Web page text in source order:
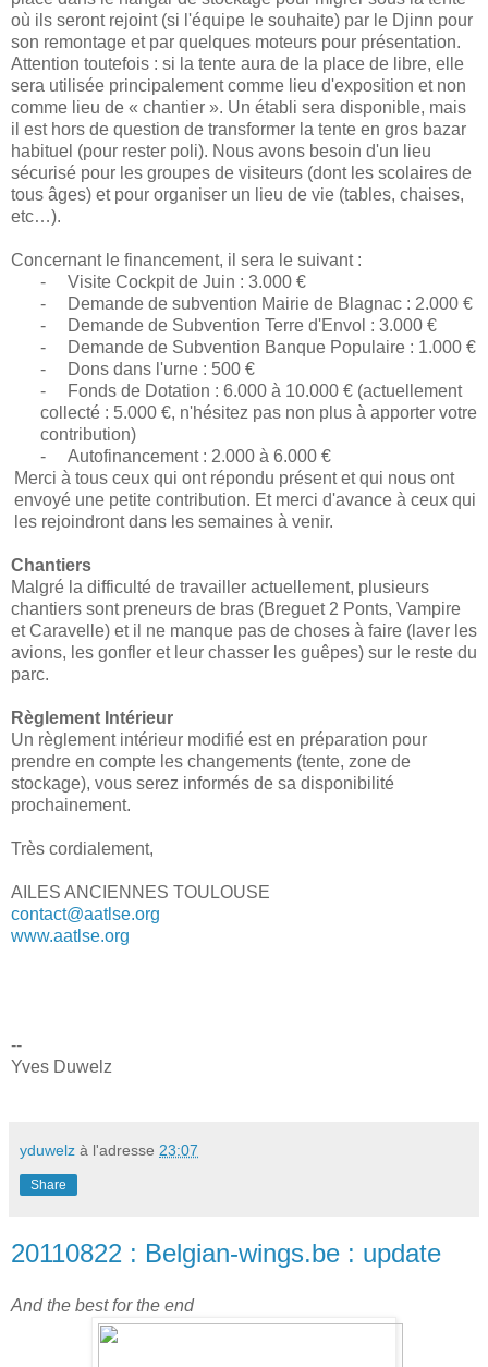
où ils seront rejoint (si l'équipe le souhaite) par le Djinn pour
son remontage et par quelques moteurs pour présentation.
Attention toutefois : si la tente aura de la place de libre, elle
sera utilisée principalement comme lieu d'exposition et non
comme lieu de « chantier ». Un établi sera disponible, mais
il est hors de question de transformer la tente en gros bazar
habituel (pour rester poli). Nous avons besoin d'un lieu
sécurisé pour les groupes de visiteurs (dont les scolaires de
tous âges) et pour organiser un lieu de vie (tables, chaises,
etc…).
Concernant le financement, il sera le suivant :
-
Visite Cockpit de Juin : 3.000 €
-
Demande de subvention Mairie de Blagnac : 2.000 €
-
Demande de Subvention Terre d'Envol : 3.000 €
-
Demande de Subvention Banque Populaire : 1.000 €
-
Dons dans l'urne : 500 €
-
Fonds de Dotation : 6.000 à 10.000 € (actuellement
collecté : 5.000 €, n'hésitez pas non plus à apporter votre
contribution)
-
Autofinancement : 2.000 à 6.000 €
Merci à tous ceux qui ont répondu présent et qui nous ont
envoyé une petite contribution. Et merci d'avance à ceux qui
les rejoindront dans les semaines à venir.
Chantiers
Malgré la difficulté de travailler actuellement, plusieurs
chantiers sont preneurs de bras (Breguet 2 Ponts, Vampire
et Caravelle) et il ne manque pas de choses à faire (laver les
avions, les gonfler et leur chasser les guêpes) sur le reste du
parc.
Règlement Intérieur
Un règlement intérieur modifié est en préparation pour
prendre en compte les changements (tente, zone de
stockage), vous serez informés de sa disponibilité
prochainement.
Très cordialement,
AILES ANCIENNES TOULOUSE
contact@aatlse.org
www.aatlse.org
--
Yves Duwelz
yduwelz à l'adresse 23:07
Share
20110822 : Belgian-wings.be : update
And the best for the end